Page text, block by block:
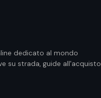
dedicato al mondo
su strada, guide all'acquisto